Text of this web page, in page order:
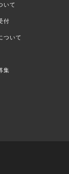
いて
付
ついて
集